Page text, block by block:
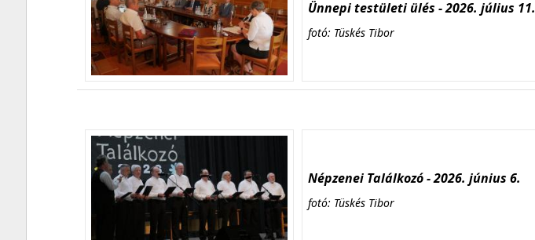
Ünnepi testületi ülés - 2026. július 11.
fotó: Tüskés Tibor
Népzenei Találkozó - 2026. június 6.
fotó: Tüskés Tibor